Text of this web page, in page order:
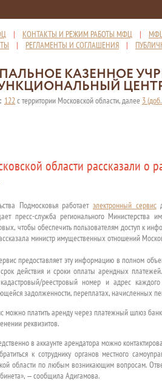
| КОНТАКТЫ И РЕЖИМ РАБОТЫ МФЦ |
| РЕГЛАМЕНТЫ И СОГЛАШЕНИЯ |
КАЗЕННОЕ
122с территории Московской области, далее 3
области рассказали о
Подмосковья работаетэлектронный сервис
пресс-служба регионального Министерства
чтобы обеспечить пользователям доступ к
министр имущественных отношений
предоставляет эту информацию в полном
действия и сроки оплаты арендных
реестровый номер и адрес
задолженности, переплатах, начисленных
можно платить аренду через платежный шлюз
реквизитов.
в аккаунте арендатора можно
к сотруднику органов местного
области по любым возникающим вопросам.
— сообщила Адигамова.